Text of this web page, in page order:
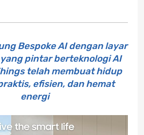
Bespoke AI dengan layar
pintar berteknologi AI
telah membuat hidup
efisien, dan hemat
energi